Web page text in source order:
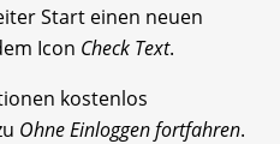
Start einen neuen
Icon Check Text.
kostenlos
Ohne Einloggen fortfahren.